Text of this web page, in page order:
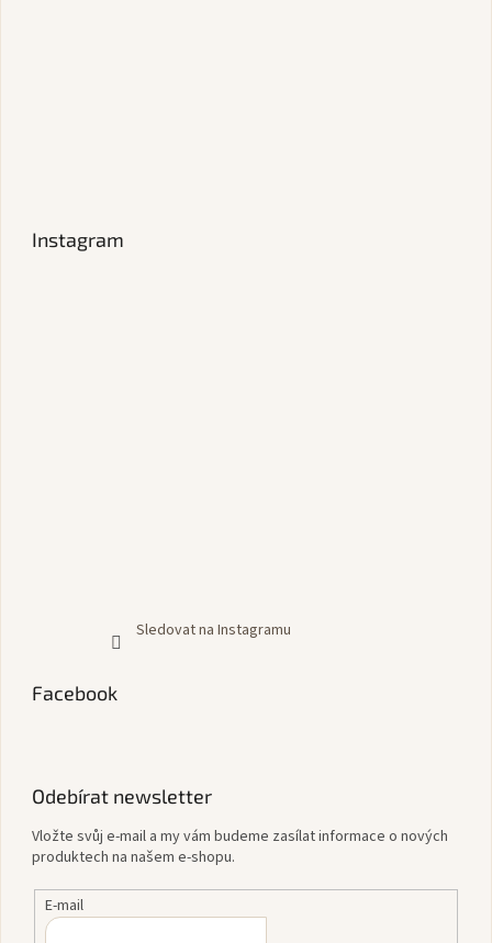
Instagram
Sledovat na Instagramu
Facebook
Odebírat newsletter
Vložte svůj e-mail a my vám budeme zasílat informace o nových
produktech na našem e-shopu.
E-mail